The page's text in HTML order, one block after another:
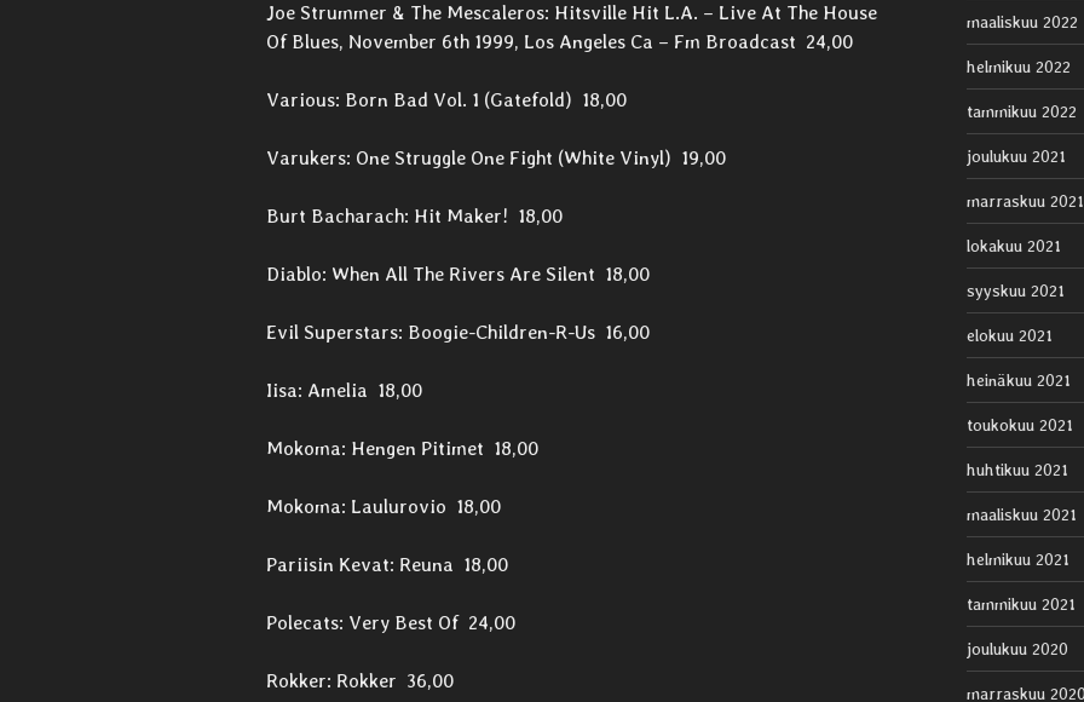
Joe Strummer & The Mescaleros: Hitsville Hit L.A. – Live At The House
Of Blues, November 6th 1999, Los Angeles Ca – Fm Broadcast 24,00
Various: Born Bad Vol. 1 (Gatefold) 18,00
Varukers: One Struggle One Fight (White Vinyl) 19,00
Burt Bacharach: Hit Maker! 18,00
Diablo: When All The Rivers Are Silent 18,00
Evil Superstars: Boogie-Children-R-Us 16,00
Iisa: Amelia 18,00
Mokoma: Hengen Pitimet 18,00
Mokoma: Laulurovio 18,00
Pariisin Kevat: Reuna 18,00
Polecats: Very Best Of 24,00
Rokker: Rokker 36,00
maaliskuu 2022
helmikuu 2022
tammikuu 2022
joulukuu 2021
marraskuu 2021
lokakuu 2021
syyskuu 2021
elokuu 2021
heinäkuu 2021
toukokuu 2021
huhtikuu 2021
maaliskuu 2021
helmikuu 2021
tammikuu 2021
joulukuu 2020
marraskuu